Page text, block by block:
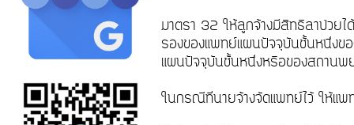
มาตรา 32 ให้ลูกจ้างมีสิทธิลาป่วยไ
รองของแพทย์แผนปัจจุบันชั้นหนึ่งข
แผนปัจจุบันชั้นหนึ่งหรือของสถานพ
ในกรณีที่นายจ้างจัดแพทย์ไว้ ให้แ